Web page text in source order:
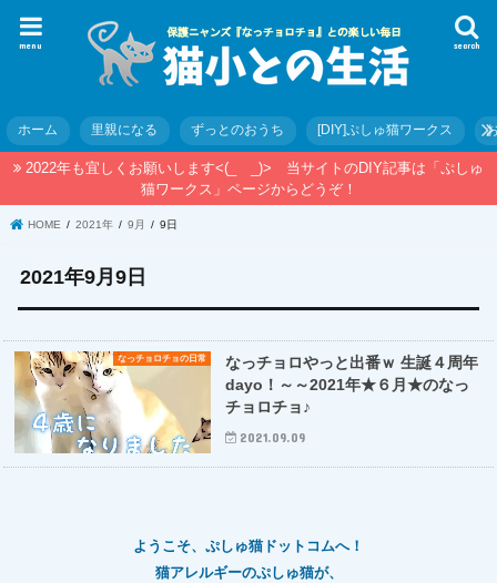
search
menu
ホーム 里親になる ずっとのおうち [DIY]ぷしゅ猫ワークス
2022年も宜しくお願いします<(_ _)> 当サイトのDIY記事は「ぷしゅ
猫ワークス」ページからどうぞ！
HOME 2021年 9月 9日
2021年9月9日
なっチョロチョの日常
なっチョロやっと出番ｗ 生誕４周年
dayo！～～2021年★６月★のなっ
チョロチョ♪
2021.09.09
ようこそ、ぷしゅ猫ドットコムへ！
猫アレルギーのぷしゅ猫が、